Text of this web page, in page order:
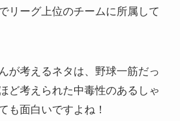
リーグ上位のチームに所属して
が考えるネタは、野球一筋だっ
ど考えられた中毒性のあるしゃ
も面白いですよね！